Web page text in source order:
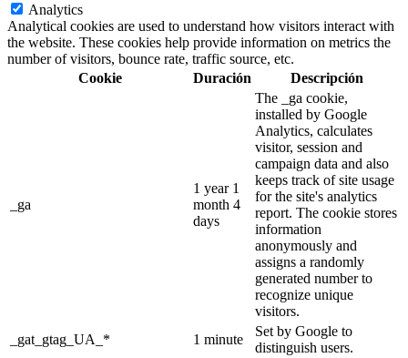
Analytics
Analytical cookies are used to understand how visitors interact with
the website. These cookies help provide information on metrics the
number of visitors, bounce rate, traffic source, etc.
Cookie
Duración Descripción
_ga
1 year 1
month 4
days
The _ga cookie,
installed by Google
Analytics, calculates
visitor, session and
campaign data and also
keeps track of site usage
for the site's analytics
report. The cookie stores
information
anonymously and
assigns a randomly
generated number to
recognize unique
visitors.
_gat_gtag_UA_*
1 minute
Set by Google to
distinguish users.